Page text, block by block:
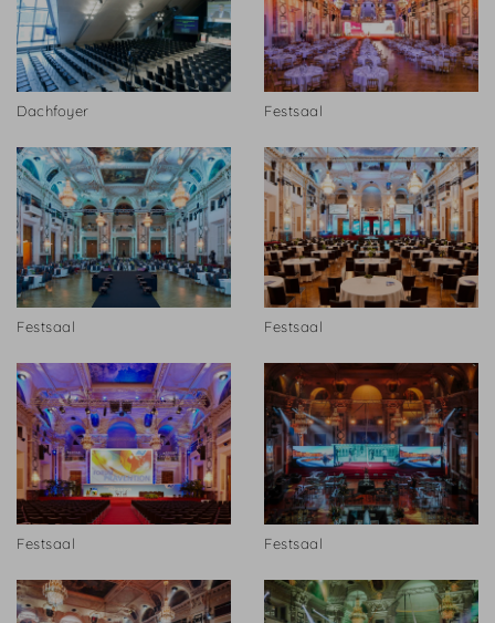
Dachfoyer Festsaal
Festsaal Festsaal
Festsaal Festsaal